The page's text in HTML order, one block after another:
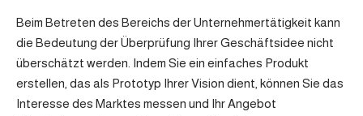
Beim Betreten des Bereichs der Unternehmertätigkeit kann
die Bedeutung der Überprüfung Ihrer Geschäftsidee nicht
überschätzt werden. Indem Sie ein einfaches Produkt
erstellen, das als Prototyp Ihrer Vision dient, können Sie das
Interesse des Marktes messen und Ihr Angebot